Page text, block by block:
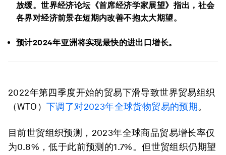
放缓。世界经济论坛《首席经济学家展望》指出，社会
各界对经济前景在短期内改善不抱太大期望。
预计2024年亚洲将实现最快的进出口增长。
2022年第四季度开始的贸易下滑导致世界贸易组织
（WTO） 下调了对2023年全球货物贸易的预期。
目前世贸组织预测，2023年全球商品贸易增长率仅
为0.8%，低于此前预测的1.7%。但世贸组织仍期望